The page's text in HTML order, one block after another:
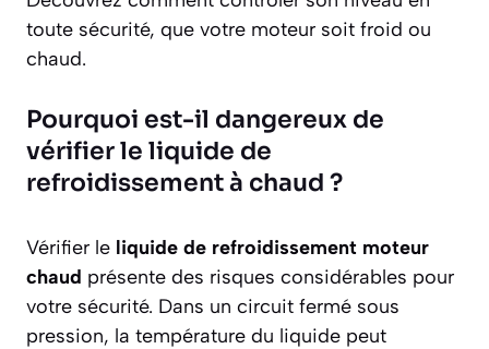
toute sécurité, que votre moteur soit froid ou
chaud.
Pourquoi est-il dangereux de
vérifier le liquide de
refroidissement à chaud ?
Vérifier le liquide de refroidissement moteur
chaud présente des risques considérables pour
votre sécurité. Dans un circuit fermé sous
pression, la température du liquide peut